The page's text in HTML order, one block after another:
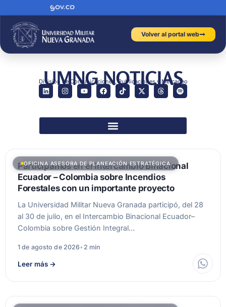
Volver al portal web
UMNG NOTICIAS
División de Comunicaciones, Publicaciones y Mercadeo
OFICINA ASESORA DE PLANEACIÓN ESTRATÉGICA
Participamos en el Intercambio Binacional
Ecuador – Colombia sobre Incendios
Forestales con un importante proyecto
La Universidad Militar Nueva Granada participó, del 28
al 30 de julio, en el Intercambio Binacional Ecuador–
Colombia sobre Gestión Integral…
1 de agosto de 2026• 2 min
Leer más →